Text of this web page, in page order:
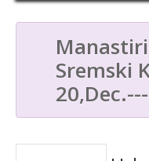
Sremski
20,Dec.---